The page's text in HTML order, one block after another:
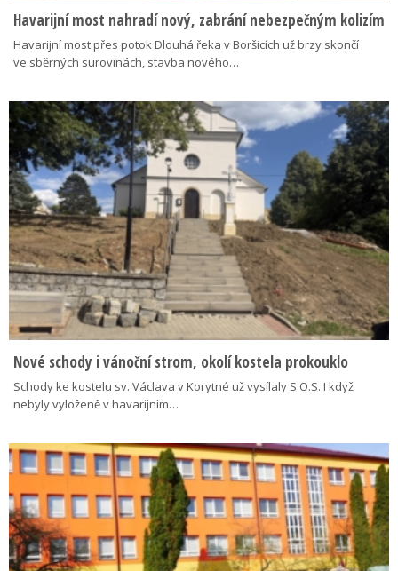
Havarijní most nahradí nový, zabrání nebezpečným kolizím
Havarijní most přes potok Dlouhá řeka v Boršicích už brzy skončí
ve sběrných surovinách, stavba nového…
Nové schody i vánoční strom, okolí kostela prokouklo
Schody ke kostelu sv. Václava v Korytné už vysílaly S.O.S. I když
nebyly vyloženě v havarijním…